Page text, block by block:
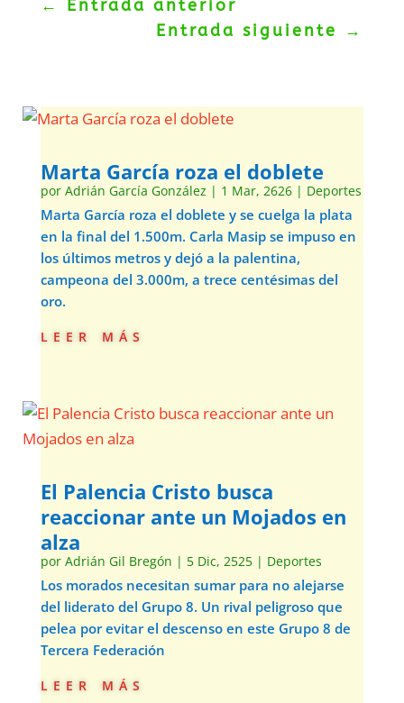
←
Entrada anterior
Entrada siguiente
→
Marta García roza el doblete
por Adrián García González | 1 Mar, 2626| Deportes
Marta García roza el doblete y se cuelga la plata
en la final del 1.500m. Carla Masip se impuso en
los últimos metros y dejó a la palentina,
campeona del 3.000m, a trece centésimas del
oro.
leer más
El Palencia Cristo busca
reaccionar ante un Mojados en
alza
por Adrián Gil Bregón | 5 Dic, 2525| Deportes
Los morados necesitan sumar para no alejarse
del liderato del Grupo 8. Un rival peligroso que
pelea por evitar el descenso en este Grupo 8 de
Tercera Federación
leer más